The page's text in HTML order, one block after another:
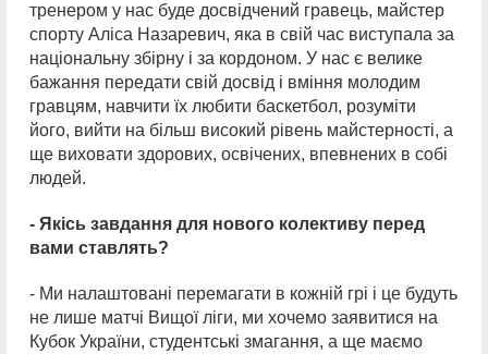
тренером у нас буде досвідчений гравець, майстер
спорту Аліса Назаревич, яка в свій час виступала за
національну збірну і за кордоном. У нас є велике
бажання передати свій досвід і вміння молодим
гравцям, навчити їх любити баскетбол, розуміти
його, вийти на більш високий рівень майстерності, а
ще виховати здорових, освічених, впевнених в собі
людей.
- Якісь завдання для нового колективу перед
вами ставлять?
- Ми налаштовані перемагати в кожній грі і це будуть
не лише матчі Вищої ліги, ми хочемо заявитися на
Кубок України, студентські змагання, а ще маємо